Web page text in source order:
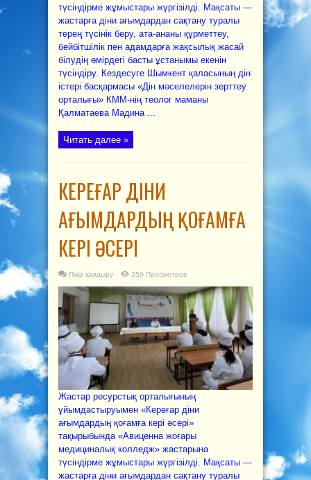
түсіндірме жұмыстары жүргізілді. Мақсаты —
жастарға діни ағымдардан сақтану туралы
терең түсінік беру, ата-ананы құрметтеу,
бейбітшілік пен адамдарға жақсылық жасай
білудің өмірдегі басты ұстанымы екенін
түсіндіру. Кездесуге Шымкент қаласының дін
істері басқармасы «Дін мәселелерін зерттеу
орталығы» КММ-нің теолог маманы
Қалматаева Мадина ...
Читать далее »
КЕРЕҒАР ДІНИ
АҒЫМДАРДЫҢ ҚОҒАМҒА
КЕРІ ӘСЕРІ
Пікір қалдыру 359 Просмотров
Жастар ресурстық орталығының
ұйымдастыруымен «Кереғар діни
ағымдардың қоғамға кері әсері»
тақырыбында «Авиценна жоғары
медициналық колледж» жастарына
түсіндірме жұмыстары жүргізілді. Мақсаты —
жастарға діни ағымдардан сақтану туралы